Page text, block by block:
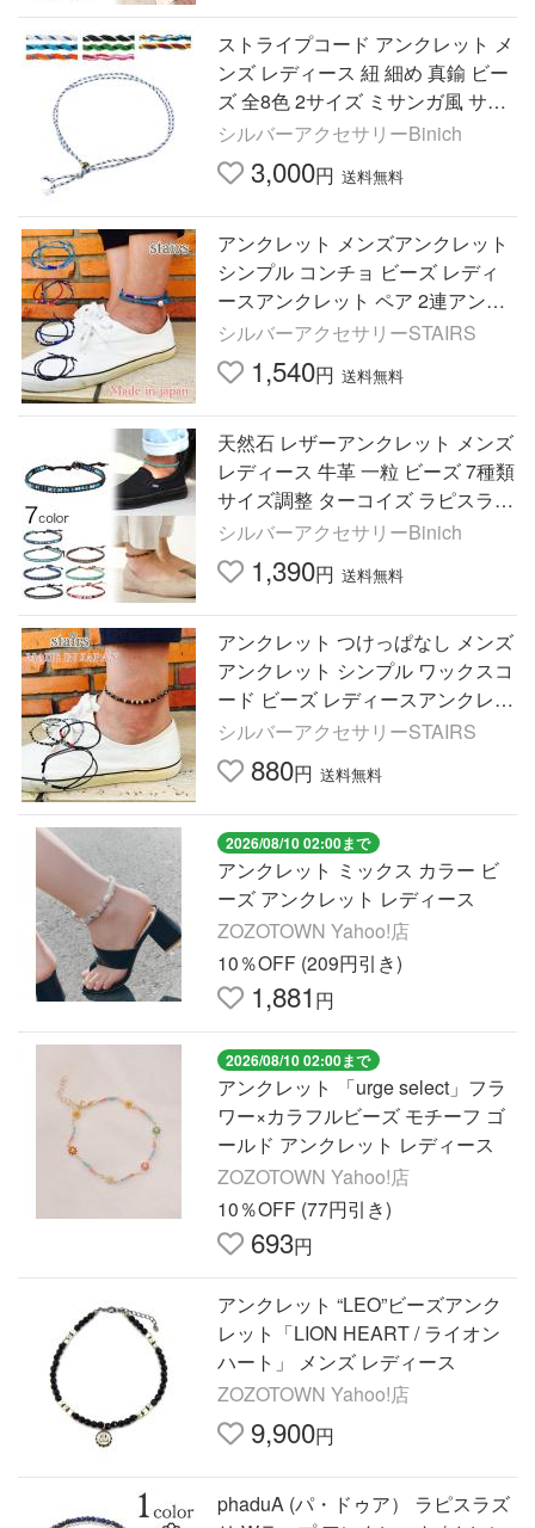
ストライプコード アンクレット メ
ンズ レディース 紐 細め 真鍮 ビー
ズ 全8色 2サイズ ミサンガ風 サイ
ズ調整 お揃い ペアアクセサリー
足首 春夏 重ね付け
シルバーアクセサリーBinich
3,000円 送料無料
アンクレット メンズアンクレット
シンプル コンチョ ビーズ レディ
ースアンクレット ペア 2連アンク
レット メンズアクセサリー ペア
ギフト
シルバーアクセサリーSTAIRS
1,540円 送料無料
天然石 レザーアンクレット メンズ
レディース 牛革 一粒 ビーズ 7種類
サイズ調整 ターコイズ ラピスラズ
リ タイガーアイ ヘマタイト ブル
ーアゲート 男女兼用
シルバーアクセサリーBinich
1,390円 送料無料
アンクレット つけっぱなし メンズ
アンクレット シンプル ワックスコ
ード ビーズ レディースアンクレッ
ト ペア 大きいサイズ対応 シルバ
ー ゴールド
シルバーアクセサリーSTAIRS
880円 送料無料
2026/08/10 02:00まで
アンクレット ミックス カラー ビ
ーズ アンクレット レディース
ZOZOTOWN Yahoo!店
10％OFF (209円引き)
1,881 円
2026/08/10 02:00まで
アンクレット 「urge select」フラ
ワー×カラフルビーズ モチーフ ゴ
ールド アンクレット レディース
ZOZOTOWN Yahoo!店
10％OFF (77円引き)
693円
アンクレット “LEO”ビーズアンク
レット「LION HEART / ライオン
ハート」 メンズ レディース
ZOZOTOWN Yahoo!店
9,900円
phaduA (パ・ドゥア） ラピスラズ